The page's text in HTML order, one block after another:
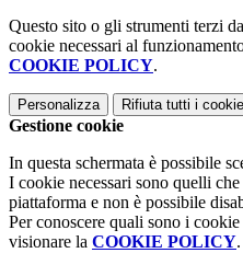
Questo sito o gli strumenti terzi
cookie necessari al
COOKIE POLICY.
Personalizza Rifiuta tutti i
Gestione cookie
In questa schermata è possibile
I cookie necessari sono quelli
piattaforma e non è possibile
Per conoscere quali sono i
visionare la COOKIE POLICY.